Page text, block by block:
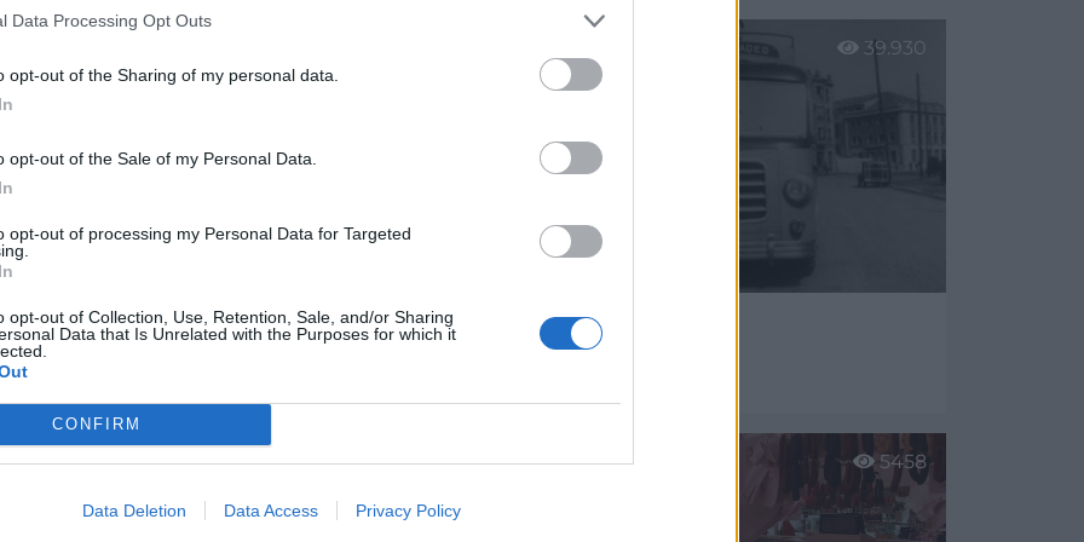
Data Processing Opt Outs
opt-out of the Sharing of my personal data.
opt-out of the Sale of my Personal Data.
opt-out of processing my Personal Data for Targeted
opt-out of Collection, Use, Retention, Sale, and/or Sharing
Data that Is Unrelated with the Purposes for which it
CONFIRM
Data Deletion Data Access Privacy Policy
TACÓGRAFO DIGITAL ADR Revelastur
Ver más
Alsa Grupo
39.930
4176 5458